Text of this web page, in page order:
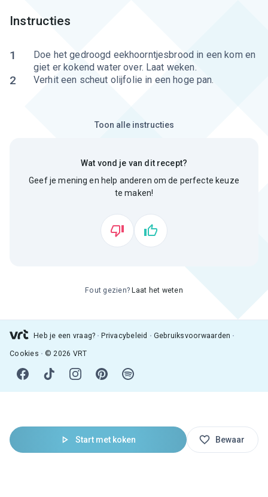
Start met koken Bewaar
Instructies
1
Doe het gedroogd eekhoorntjesbrood in een kom en
giet er kokend water over. Laat weken.
2 Verhit een scheut olijfolie in een hoge pan.
Toon alle instructies
Wat vond je van dit recept?
Geef je mening en help anderen om de perfecte keuze
te maken!
Fout gezien? Laat het weten
Heb je een vraag? Privacybeleid Gebruiksvoorwaarden
Cookies © 2026 VRT